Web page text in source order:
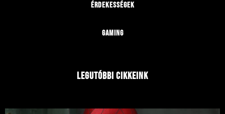
Érdekességek
Gaming
Legutóbbi cikkeink